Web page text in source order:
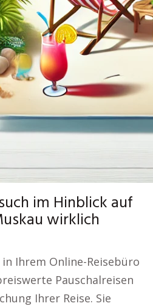
im Hinblick auf
wirklich
Ihrem Online-Reisebüro
Pauschalreisen
Ihrer Reise. Sie